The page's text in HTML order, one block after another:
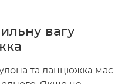
вагу
та ланцюжка має